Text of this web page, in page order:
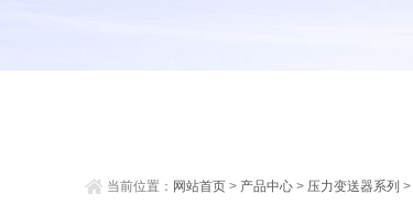
当前位置： 网站首页 > 产品中心 > 压力变送器系列 >